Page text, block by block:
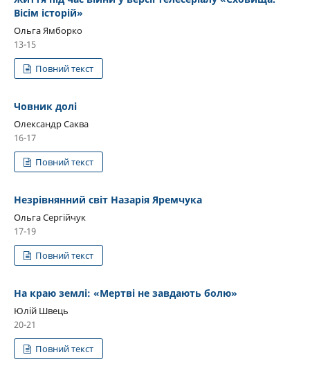
Вісім історій»
Ольга Ямборко
13-15
Повний текст
Човник долі
Олександр Саква
16-17
Повний текст
Незрівнянний світ Назарія Яремчука
Ольга Сергійчук
17-19
Повний текст
На краю землі: «Мертві не завдають болю»
Юлій Швець
20-21
Повний текст